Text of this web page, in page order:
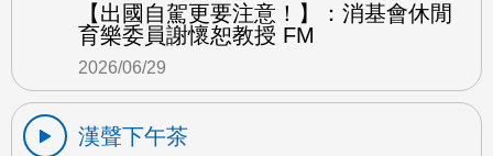
【出國自駕更要注意！】：消基會休閒
育樂委員謝懷恕教授 FM
2026/06/29
漢聲下午茶